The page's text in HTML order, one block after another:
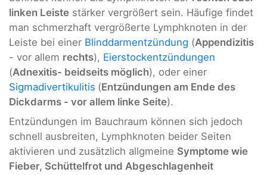
linken Leiste stärker vergrößert sein. Häufige findet
man schmerzhaft vergrößerte Lymphknoten in der
Leiste bei einer Blinddarmentzündung (Appendizitis
- vor allem rechts), Eierstockentzündungen
(Adnexitis- beidseits möglich), oder einer
Sigmadivertikulitis (Entzündungen am Ende des
Dickdarms - vor allem linke Seite).
Entzündungen im Bauchraum können sich jedoch
schnell ausbreiten, Lymphknoten beider Seiten
aktivieren und zusätzlich allgmeine Symptome wie
Fieber, Schüttelfrot und Abgeschlagenheit